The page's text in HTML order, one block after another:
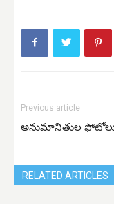
Previous article
అనుమానితుల
RELATED ARTICLES